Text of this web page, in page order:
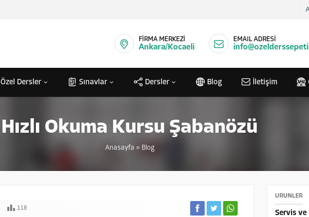
FİRMA MERKEZİ
Ankara/Kocaeli
EMAIL ADRESİ
Özel Dersler Sınavlar Dersler Blog İletişim
Hızlı Okuma Kursu Şabanözü
Anasayfa » Blog
118
ÜRÜNLER
Servis ve